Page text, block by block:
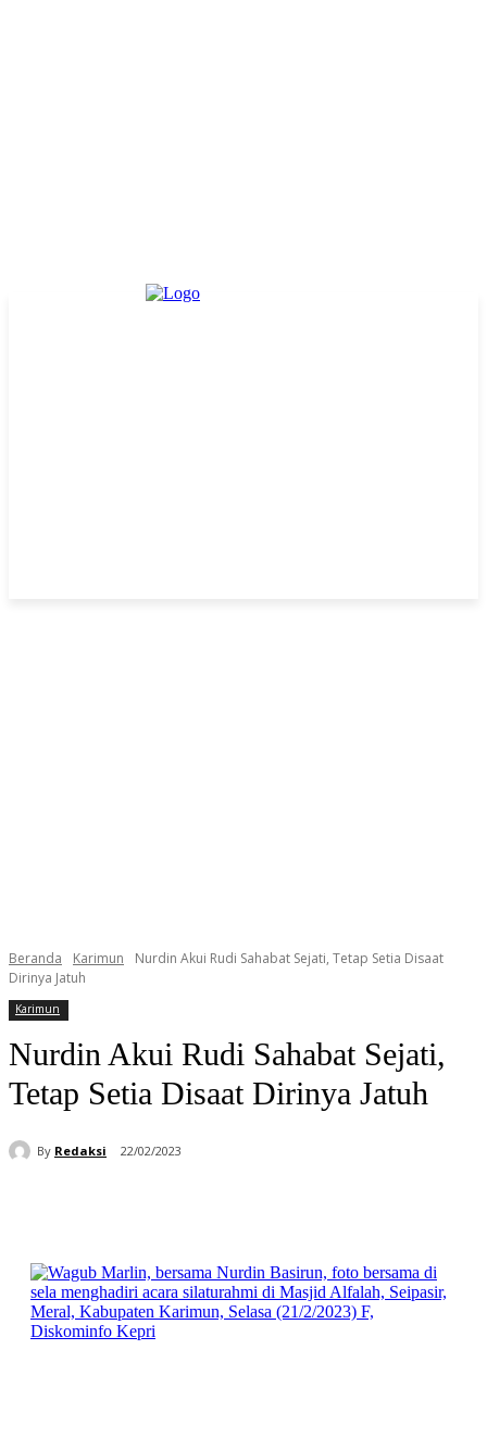
Beranda Karimun
Nurdin Akui Rudi Sahabat Sejati, Tetap Setia Disaat
Dirinya Jatuh
Karimun
Nurdin Akui Rudi Sahabat Sejati,
Tetap Setia Disaat Dirinya Jatuh
By Redaksi 22/02/2023